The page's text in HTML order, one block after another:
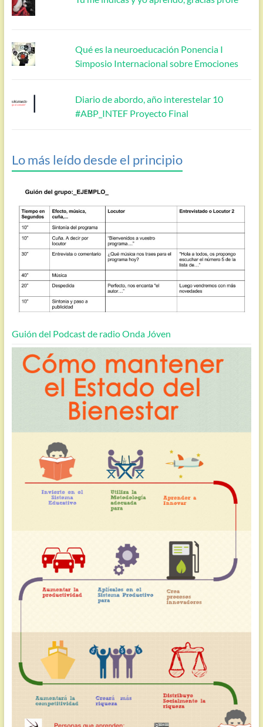
Qué es la neuroeducación Ponencia I
Simposio Internacional sobre Emociones
Diario de abordo, año interestelar 10
#ABP_INTEF Proyecto Final
Lo más leído desde el principio
Guión del Podcast de radio Onda Jóven